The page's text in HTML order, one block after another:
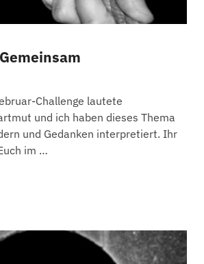
Challenge lautete
und ich haben dieses Thema
und Gedanken interpretiert. Ihr
im …